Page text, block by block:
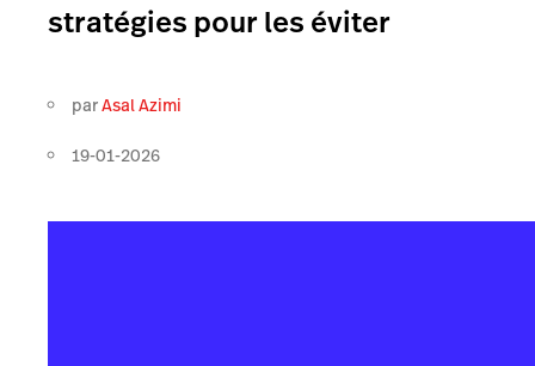
stratégies pour les éviter
parAsal Azimi
19-01-2026